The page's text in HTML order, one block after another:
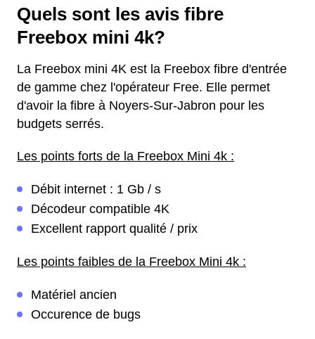
Quels sont les avis fibre
Freebox mini 4k?
La Freebox mini 4K est la Freebox fibre d'entrée
de gamme chez l'opérateur Free. Elle permet
d'avoir la fibre à Noyers-Sur-Jabron pour les
budgets serrés.
Les points forts de la Freebox Mini 4k :
Débit internet : 1 Gb / s
Décodeur compatible 4K
Excellent rapport qualité / prix
Les points faibles de la Freebox Mini 4k :
Matériel ancien
Occurence de bugs